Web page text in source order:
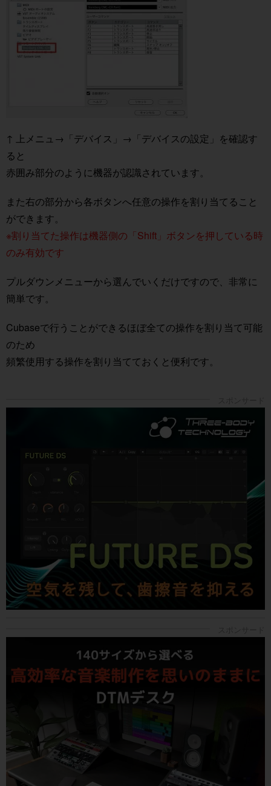
↑ 上メニュ→「デバイス」→「デバイスの設定」を確認す
ると
赤囲み部分のように機器が認識されています。
また右の部分から各ボタンへ任意の操作を割り当てること
ができます。
※割り当てた操作は機器側の「Shift」ボタンを押している時
のみ有効です
プルダウンメニューから選んでいくだけですので、非常に
簡単です。
Cubaseで行うことができるほぼ全ての操作を割り当て可能
のため
頻繁使用する操作を割り当てておくと便利です。